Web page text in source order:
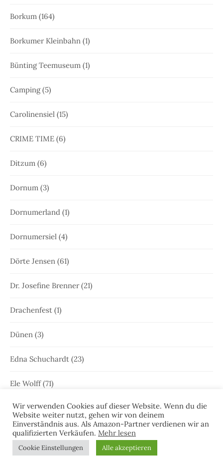
Borkum (164)
Borkumer Kleinbahn (1)
Bünting Teemuseum (1)
Camping(5)
Carolinensiel (15)
CRIME TIME (6)
Ditzum (6)
Dornum (3)
Dornumerland (1)
Dornumersiel (4)
Dörte Jensen (61)
Dr. Josefine Brenner(21)
Drachenfest (1)
Dünen (3)
Edna Schuchardt (23)
Ele Wolff(71)
Elke Bergsma(1)
Elke Nansen(54)
Emden(64)
Wir verwenden Cookies auf dieser Website. Wenn du die
Website weiter nutzt, gehen wir von deinem
Einverständnis aus. Als Amazon-Partner verdienen wir an
qualifizierten Verkäufen. Mehr lesen
Cookie Einstellungen Alle akzeptieren